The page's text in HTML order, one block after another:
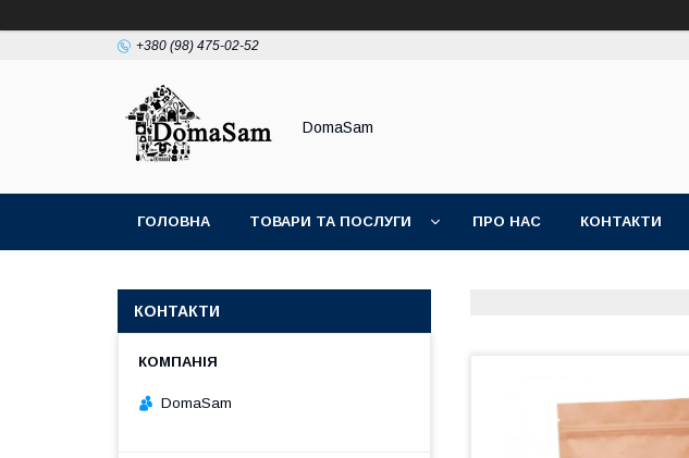
+380 (98) 475-02-52
DomaSam
ГОЛОВНА ТОВАРИ ТА ПОСЛУГИ ПРО НАС КОНТАКТИ
КОНТАКТИ
DomaSam